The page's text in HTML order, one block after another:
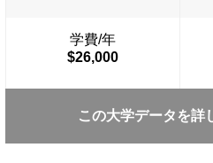
学費/年
$26,000
この大学データを